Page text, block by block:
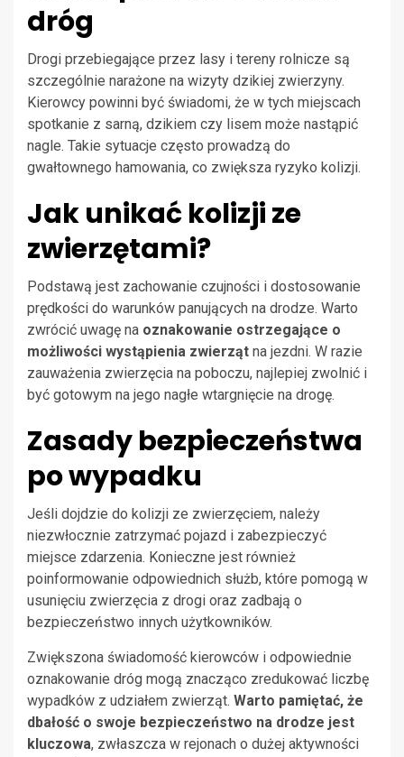
dróg
Drogi przebiegające przez lasy i tereny rolnicze są
szczególnie narażone na wizyty dzikiej zwierzyny.
Kierowcy powinni być świadomi, że w tych miejscach
spotkanie z sarną, dzikiem czy lisem może nastąpić
nagle. Takie sytuacje często prowadzą do
gwałtownego hamowania, co zwiększa ryzyko kolizji.
Jak unikać kolizji ze
zwierzętami?
Podstawą jest zachowanie czujności i dostosowanie
prędkości do warunków panujących na drodze. Warto
zwrócić uwagę na oznakowanie ostrzegające o
możliwości wystąpienia zwierząt na jezdni. W razie
zauważenia zwierzęcia na poboczu, najlepiej zwolnić i
być gotowym na jego nagłe wtargnięcie na drogę.
Zasady bezpieczeństwa
po wypadku
Jeśli dojdzie do kolizji ze zwierzęciem, należy
niezwłocznie zatrzymać pojazd i zabezpieczyć
miejsce zdarzenia. Konieczne jest również
poinformowanie odpowiednich służb, które pomogą w
usunięciu zwierzęcia z drogi oraz zadbają o
bezpieczeństwo innych użytkowników.
Zwiększona świadomość kierowców i odpowiednie
oznakowanie dróg mogą znacząco zredukować liczbę
wypadków z udziałem zwierząt. Warto pamiętać, że
dbałość o swoje bezpieczeństwo na drodze jest
kluczowa, zwłaszcza w rejonach o dużej aktywności